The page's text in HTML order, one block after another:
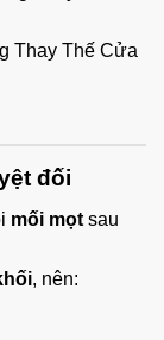
Thay Thế Cửa
đối
mối mọt sau
, nên: